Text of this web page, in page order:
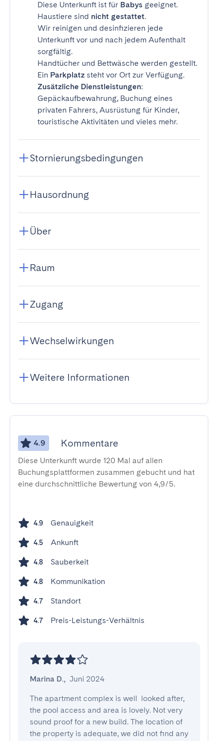
Diese Unterkunft ist für Babys geeignet.
Haustiere sind nicht gestattet.
Wir reinigen und desinfizieren jede
Unterkunft vor und nach jedem Aufenthalt
sorgfältig.
Handtücher und Bettwäsche werden gestellt.
Ein Parkplatz steht vor Ort zur Verfügung.
Zusätzliche Dienstleistungen:
Gepäckaufbewahrung, Buchung eines
privaten Fahrers, Ausrüstung für Kinder,
touristische Aktivitäten und vieles mehr.
Stornierungsbedingungen
Hausordnung
Über
Raum
Zugang
Wechselwirkungen
Weitere Informationen
4.9 Kommentare
Diese Unterkunft wurde 120 Mal auf allen
Buchungsplattformen zusammen gebucht und hat
eine durchschnittliche Bewertung von 4,9/5.
4.9 Genauigkeit
4.5 Ankunft
4.8 Sauberkeit
4.8 Kommunikation
4.7 Standort
4.7 Preis-Leistungs-Verhältnis
Marina D., Juni 2024
The apartment complex is well  looked after,
the pool access and area is lovely. Not very
sound proof for a new build. The location of
the property is adequate, we did not find any